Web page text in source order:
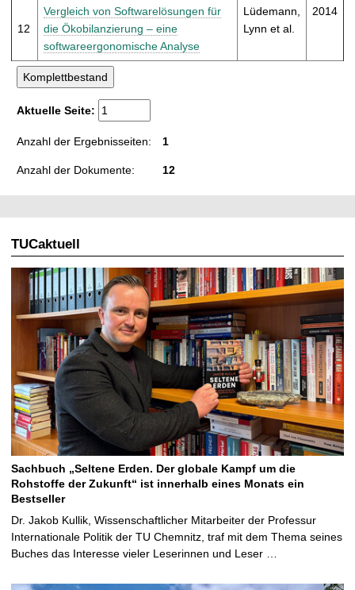
12
Vergleich von Softwarelösungen für
die Ökobilanzierung – eine
softwareergonomische Analyse
Lüdemann,
Lynn et al.
2014
Aktuelle Seite:
Anzahl der Ergebnisseiten: 1
Anzahl der Dokumente: 12
TUCaktuell
Sachbuch „Seltene Erden. Der globale Kampf um die
Rohstoffe der Zukunft“ ist innerhalb eines Monats ein
Bestseller
Dr. Jakob Kullik, Wissenschaftlicher Mitarbeiter der Professur
Internationale Politik der TU Chemnitz, traf mit dem Thema seines
Buches das Interesse vieler Leserinnen und Leser …